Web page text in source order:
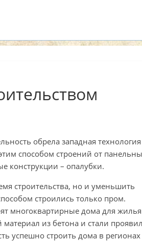
обрела западная технология
способом строений от
конструкции – опалубки.
строительства, но и уменьшить
строились только пром.
многоквартирные дома для
из бетона и стали
успешно строить дома в регионах